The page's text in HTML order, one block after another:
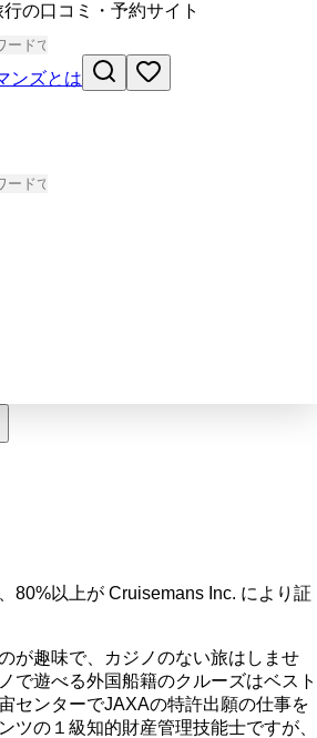
の口コミ・予約サイト
ンズとは
80%以上が Cruisemans Inc. により証
が趣味で、カジノのない旅はしませ
で遊べる外国船籍のクルーズはベスト
センターでJAXAの特許出願の仕事を
ツの１級知的財産管理技能士ですが、